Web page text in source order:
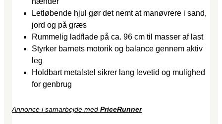
Letløbende hjul gør det nemt at manøvrere i sand,
jord og på græs
Rummelig ladflade på ca. 96 cm til masser af last
Styrker barnets motorik og balance gennem aktiv
leg
Holdbart metalstel sikrer lang levetid og mulighed
for genbrug
Annonce i samarbejde med PriceRunner